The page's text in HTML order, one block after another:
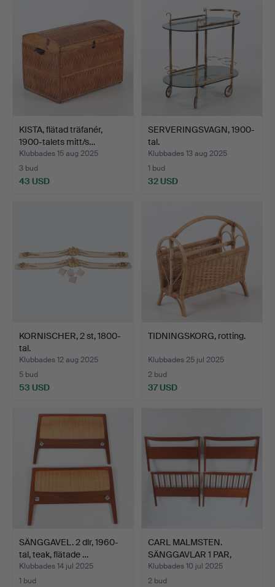
KISTA, flätad träfanér,
1900-talets mitt/s…
Klubbades 15 aug 2025
3 bud
43 USD
SERVERINGSVAGN, 1900-
tal.
Klubbades 13 aug 2025
1 bud
32 USD
KORNISCHER, 2 st, 1800-
tal.
Klubbades 12 aug 2025
5 bud
53 USD
TIDNINGSKORG, rotting.
Klubbades 25 jul 2025
2 bud
37 USD
SÄNGGAVEL. 2 dlr, 1960-
tal, teak, flätade …
Klubbades 14 jul 2025
1 bud
CARL MALMSTEN.
SÄNGGAVLAR 1 PAR,
1960-TAL.…
Klubbades 10 jul 2025
2 bud